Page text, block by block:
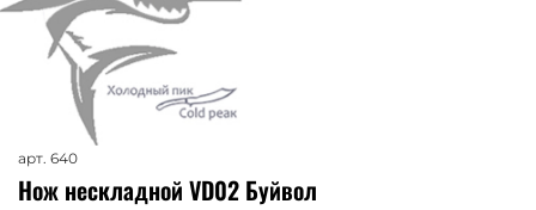
арт. 640
Нож нескладной VD02 Буйвол